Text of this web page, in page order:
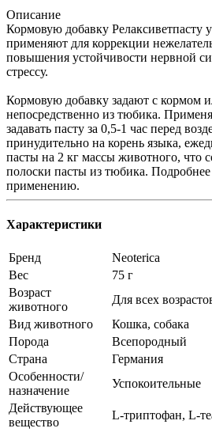
Описание
Кормовую добавку Релаксиветпасту
применяют для коррекции
повышения устойчивости нервной
стрессу.
Кормовую добавку задают с кормом
непосредственно из тюбика.
задавать пасту за 0,5-1 час перед
принудительно на корень языка,
пасты на 2 кг массы животного, что
полоски пасты из тюбика.
применению.
Характеристики
Бренд
Neoterica
Вес
75 г
Возраст
животного
Для всех
Вид животного
Кошка, собака
Порода
Всепородный
Страна
Германия
Особенности/
назначение
Успокоительные
Действующее
вещество
L-триптофан, L-